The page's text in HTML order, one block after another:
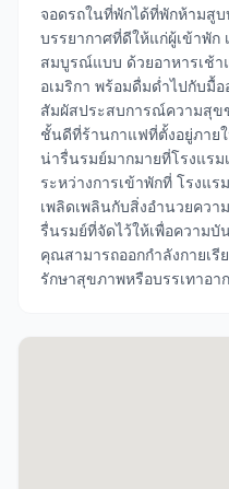
จอดรถในที่พักได้ที่พักห้ามสู
บรรยากาศที่ดีให้แก่ผู้เข้าพั
สมบูรณ์แบบ ด้วยอาหารเช้า
อเมริกา พร้อมดื่มด่ำไปกับมื้
สัมผัสประสบการณ์ความสุข
ชั้นดีที่ร้านกาแฟที่ตั้งอยู่ภาย
น่ารื่นรมย์มากมายที่โรงแร
ระหว่างการเข้าพักที่ โรงแร
เพลิดเพลินกับสิ่งอำนวยคว
รื่นรมย์ที่จัดไว้ให้เพื่อความบั
คุณสามารถออกกำลังกายเรี
รักษาสุขภาพหรือบรรเทาอา